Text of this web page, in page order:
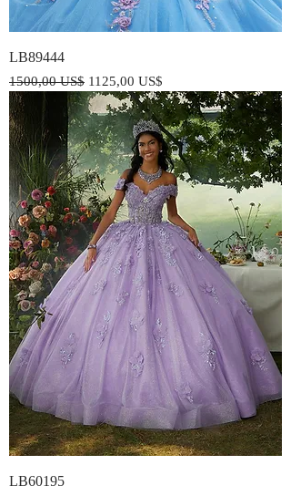
LB89444
Precio
1500,00 US$ Precio de oferta
1125,00 US$
LB60195